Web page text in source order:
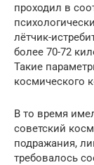
проходил в
лётчик-
более 70-72
Такие
космического
В то время
советский
подражания,
требовалось